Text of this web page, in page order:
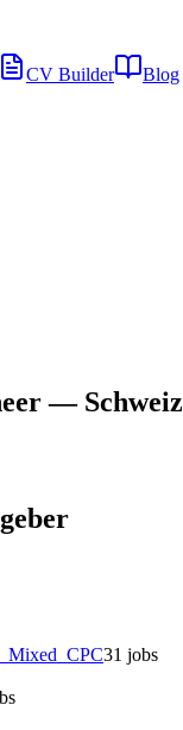
CV Builder Blog
— Schweiz
31 jobs